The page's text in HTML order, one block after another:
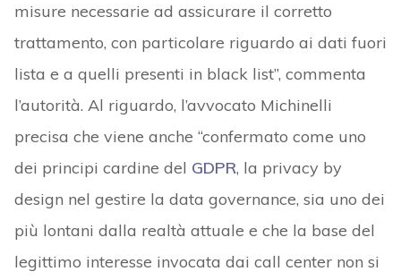
misure necessarie ad assicurare il corretto
trattamento, con particolare riguardo ai dati fuori
lista e a quelli presenti in black list”, commenta
l’autorità. Al riguardo, l’avvocato Michinelli
precisa che viene anche “confermato come uno
dei principi cardine del GDPR, la privacy by
design nel gestire la data governance, sia uno dei
più lontani dalla realtà attuale e che la base del
legittimo interesse invocata dai call center non si